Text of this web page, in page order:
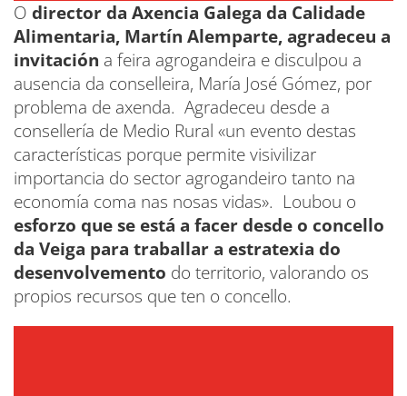
O director da Axencia Galega da Calidade
Alimentaria, Martín Alemparte, agradeceu a
invitación a feira agrogandeira e disculpou a
ausencia da conselleira, María José Gómez, por
problema de axenda. Agradeceu desde a
consellería de Medio Rural «un evento destas
características porque permite visivilizar
importancia do sector agrogandeiro tanto na
economía coma nas nosas vidas». Loubou o
esforzo que se está a facer desde o concello
da Veiga para traballar a estratexia do
desenvolvemento do territorio, valorando os
propios recursos que ten o concello.